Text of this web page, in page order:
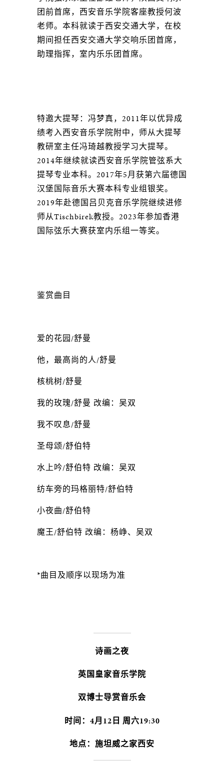
团前首席，西安音乐学院客座教授何波
老师。本科就读于西安交通大学，在校
期间担任西安交通大学交响乐团首席，
助理指挥，室内乐乐团首席。
特邀大提琴：冯梦真，2011年以优异成
绩考入西安音乐学院附中，师从大提琴
教研室主任冯琦越教授学习大提琴。
2014年继续就读西安音乐学院管弦系大
提琴专业本科。2017年5月获第六届德国
汉堡国际音乐大赛本科专业组银奖。
2019年赴德国吕贝克音乐学院继续进修
师从Tischbirek教授。2023年参加香港
国际弦乐大赛获室内乐组一等奖。
鉴赏曲目
爱的花园/舒曼
他，最高尚的人/舒曼
核桃树/舒曼
我的玫瑰/舒曼 改编：吴双
我不叹息/舒曼
圣母颂/舒伯特
水上吟/舒伯特 改编：吴双
纺车旁的玛格丽特/舒伯特
小夜曲/舒伯特
魔王/舒伯特 改编：杨峥、吴双
*曲目及顺序以现场为准
诗画之夜
英国皇家音乐学院
双博士导赏音乐会
时间：4月12日 周六19:30
地点：施坦威之家西安